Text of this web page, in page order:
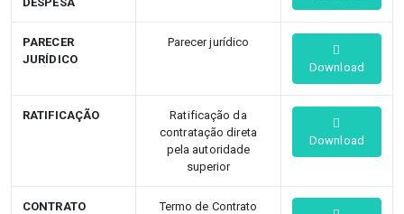
PARECER
JURÍDICO
Parecer jurídico
Download
RATIFICAÇÃO
Ratificação da
contratação direta
pela autoridade
superior
Download
CONTRATO
Termo de Contrato